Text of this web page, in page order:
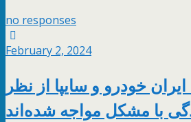
no responses
February 2, 2024
خودرو و سایپا از نظر
با مشکل مواجه شده‌اند